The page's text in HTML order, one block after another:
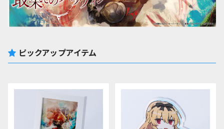
ピックアップアイテム